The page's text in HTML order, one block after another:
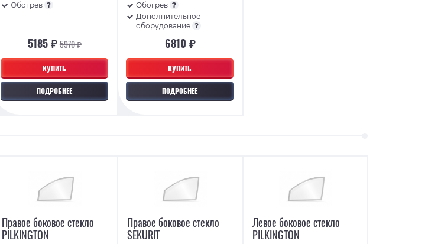
КУПИТЬ
ПОДРОБНЕЕ
Обогрев ?
5185 ₽5970 ₽
КУПИТЬ
ПОДРОБНЕЕ
Обогрев ?
Дополнительное
оборудование ?
6810 ₽
Правое боковое стекло
PILKINGTON
Правое боковое стекло
SEKURIT
Левое боковое стекло
PILKINGTON